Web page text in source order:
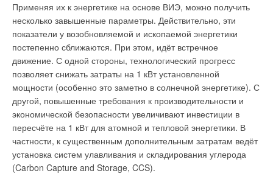
Применяя их к энергетике на основе ВИЭ, можно получить
несколько завышенные параметры. Действительно, эти
показатели у возобновляемой и ископаемой энергетики
постепенно сближаются. При этом, идёт встречное
движение. С одной стороны, технологический прогресс
позволяет снижать затраты на 1 кВт установленной
мощности (особенно это заметно в солнечной энергетике). С
другой, повышенные требования к производительности и
экономической безопасности увеличивают инвестиции в
пересчёте на 1 кВт для атомной и тепловой энергетики. В
частности, к существенным дополнительным затратам ведёт
установка систем улавливания и складирования углерода
(Carbon Capture and Storage, CCS).